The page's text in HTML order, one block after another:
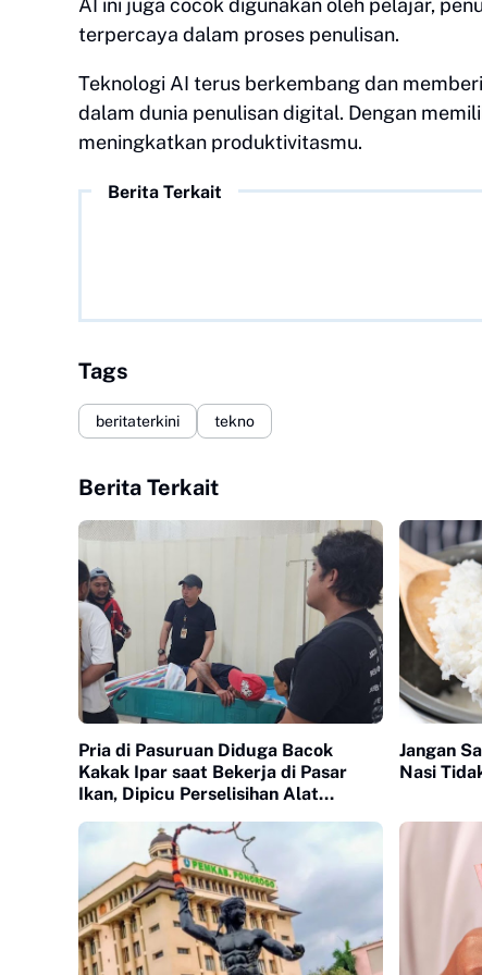
AI ini juga cocok digunakan oleh pelajar,
terpercaya dalam proses penulisan.
Teknologi AI terus berkembang dan
dalam dunia penulisan digital. Dengan
meningkatkan produktivitasmu.
Berita Terkait
Tags
beritaterkini tekno
Berita Terkait
Pria di Pasuruan Diduga Bacok
Kakak Ipar saat Bekerja di Pasar
Ikan, Dipicu Perselisihan Alat
Jangan
Nasi